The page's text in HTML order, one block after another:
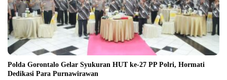
Polda Gorontalo Gelar Syukuran HUT ke-27 PP Polri, Hormati
Dedikasi Para Purnawirawan